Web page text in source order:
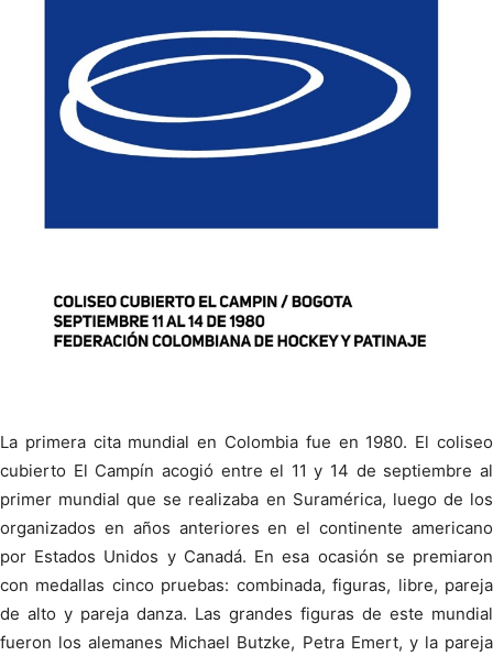
La primera cita mundial en Colombia fue en 1980. El coliseo
cubierto El Campín acogió entre el 11 y 14 de septiembre al
primer mundial que se realizaba en Suramérica, luego de los
organizados en años anteriores en el continente americano
por Estados Unidos y Canadá. En esa ocasión se premiaron
con medallas cinco pruebas: combinada, figuras, libre, pareja
de alto y pareja danza. Las grandes figuras de este mundial
fueron los alemanes Michael Butzke, Petra Emert, y la pareja